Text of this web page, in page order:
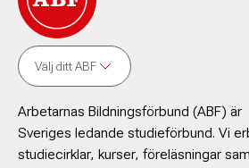
Välj ditt ABF
Arbetarnas Bildningsförbund (ABF) är
Sveriges ledande studieförbund. Vi
studiecirklar, kurser, föreläsningar